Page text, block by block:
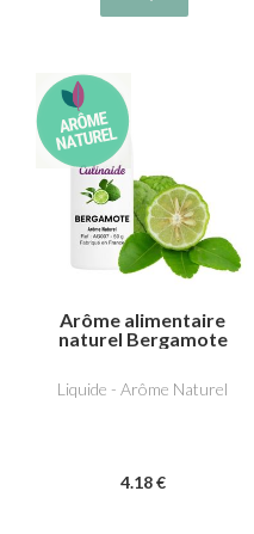
Arôme alimentaire
naturel Bergamote
Liquide - Arôme Naturel
4.18 €